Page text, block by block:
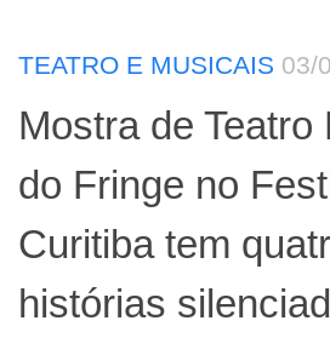
TEATRO E MUSICAIS 03/
Mostra de Teatro
do Fringe no
Curitiba tem
histórias